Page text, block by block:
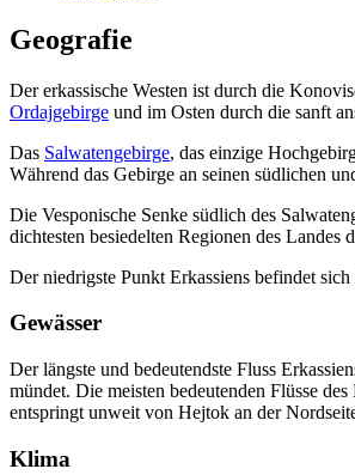
Geografie
Der erkassische Westen ist durch die
Ordajgebirge und im Osten durch die sanft
Das Salwatengebirge, das einzige
Während das Gebirge an seinen südlichen
Die Vesponische Senke südlich des
dichtesten besiedelten Regionen des Landes
Der niedrigste Punkt Erkassiens befindet
Gewässer
Der längste und bedeutendste Fluss
mündet. Die meisten bedeutenden Flüsse
entspringt unweit von Hejtok an der
Klima